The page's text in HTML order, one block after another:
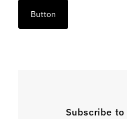
Button
Subscribe